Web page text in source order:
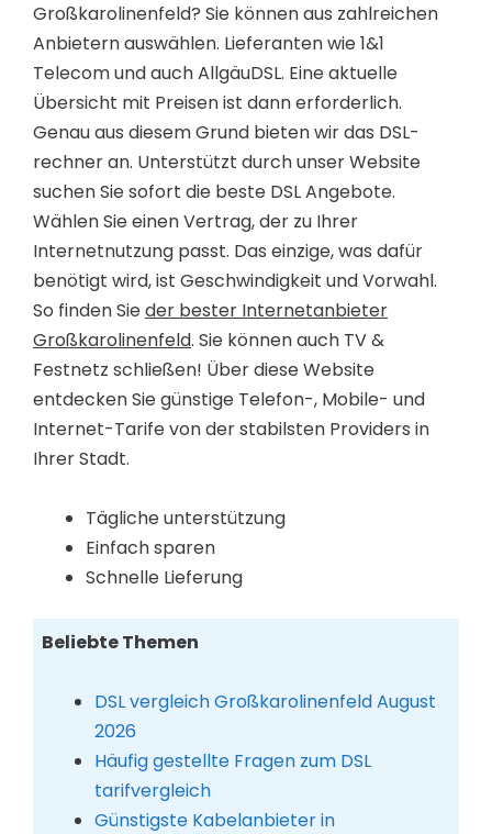
Großkarolinenfeld? Sie können aus zahlreichen
Anbietern auswählen. Lieferanten wie 1&1
Telecom und auch AllgäuDSL. Eine aktuelle
Übersicht mit Preisen ist dann erforderlich.
Genau aus diesem Grund bieten wir das DSL-
rechner an. Unterstützt durch unser Website
suchen Sie sofort die beste DSL Angebote.
Wählen Sie einen Vertrag, der zu Ihrer
Internetnutzung passt. Das einzige, was dafür
benötigt wird, ist Geschwindigkeit und Vorwahl.
So finden Sieder bester Internetanbieter
Großkarolinenfeld. Sie können auch TV &
Festnetz schließen! Über diese Website
entdecken Sie günstige Telefon-, Mobile- und
Internet-Tarife von der stabilsten Providers in
Ihrer Stadt.
Tägliche unterstützung
Einfach sparen
Schnelle Lieferung
Beliebte Themen
DSL vergleich Großkarolinenfeld August
2026
Häufig gestellte Fragen zum DSL
tarifvergleich
Günstigste Kabelanbieter in